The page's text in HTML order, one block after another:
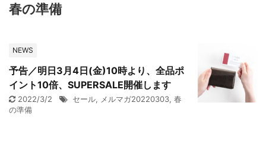
春の準備
NEWS
予告／明日3月4日(金)10時より、全品ポ
イント10倍、SUPERSALE開催します
2022/3/2 セール, メルマガ20220303, 春
の準備